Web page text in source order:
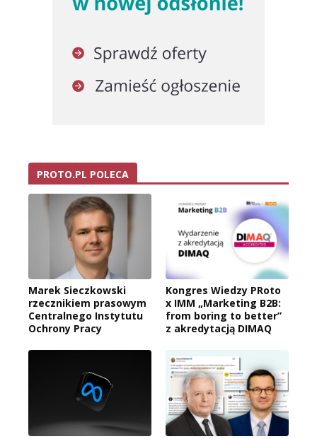
PROTO.PL POLECA
Marek Sieczkowski
rzecznikiem prasowym
Centralnego Instytutu
Ochrony Pracy
Kongres Wiedzy PRoto
x IMM „Marketing B2B:
from boring to better”
z akredytacją DIMAQ